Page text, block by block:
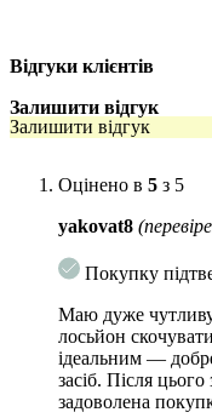
Uvinul T 150
випромінювання.
Polysilicone-15 –
– фільтр
захищає від
Класична кремова
не залишає білих слідів,
пройшла дерматологічні
шкірі: засіб не викликає
Відгуки клієнтів
Залишити відгук
Залишити відгук
Оцінено в 5 з 5
yakovat8
Покупку
Маю дуже
лосьйон
ідеальним —
засіб. Після
задоволена